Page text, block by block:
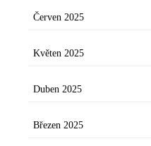
Červen 2025
Květen 2025
Duben 2025
Březen 2025